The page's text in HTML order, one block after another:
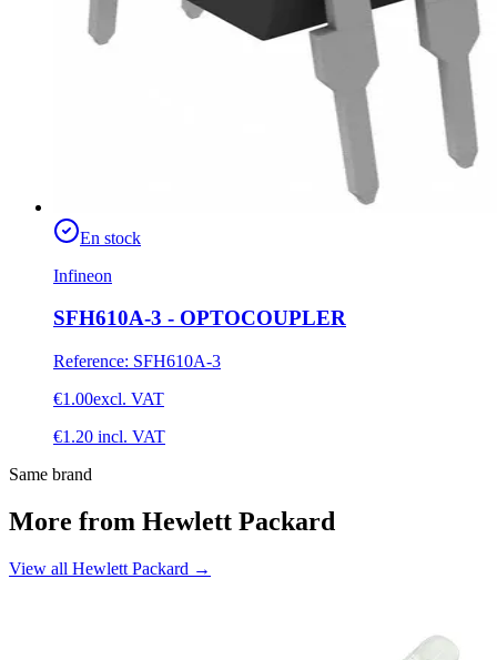
En stock
Infineon
SFH610A-3 - OPTOCOUPLER
Reference: SFH610A-3
€1.00excl. VAT
€1.20 incl. VAT
Same brand
More from Hewlett Packard
View all Hewlett Packard →